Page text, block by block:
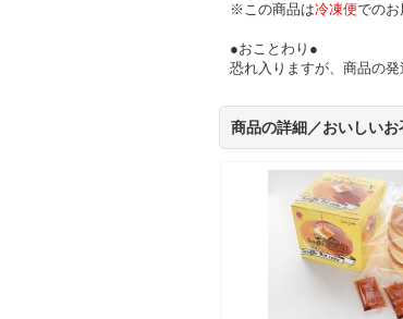
※この商品は冷凍便でのお
●おことわり●
恐れ入りますが、商品の
商品の詳細／おいしい